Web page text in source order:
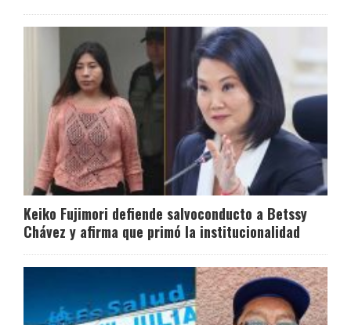
Keiko Fujimori defiende salvoconducto a Betssy
Chávez y afirma que primó la institucionalidad